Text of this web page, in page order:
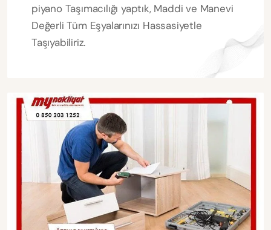
piyano Taşımacılığı yaptık, Maddi ve Manevi
Değerli Tüm Eşyalarınızı Hassasiyetle
Taşıyabiliriz.